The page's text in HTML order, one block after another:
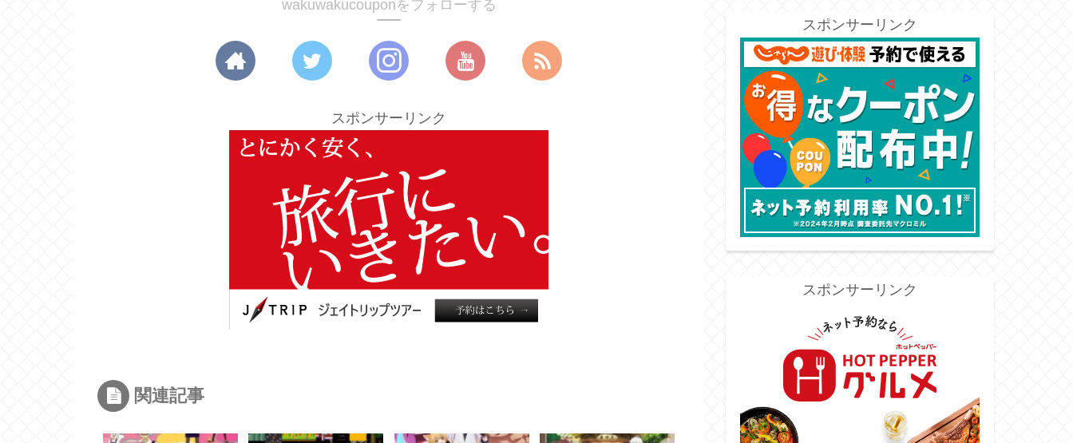
wakuwakucouponをフォローする
スポンサーリンク
関連記事
スポンサーリンク
スポンサーリンク